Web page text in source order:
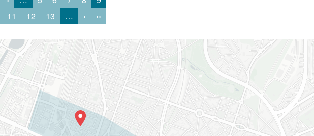
11
12 13 … › ››